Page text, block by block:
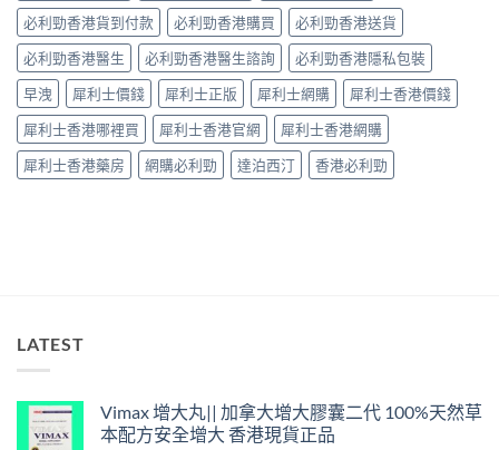
係
「隨
興
＋
護
前
列
腺」，
但
「5mg
用」〉
必利勁香港貨到付款
必利勁香港購買
必利勁香港送貨
必利勁香港醫生
必利勁香港醫生諮詢
必利勁香港隱私包裝
早洩
犀利士價錢 犀利士正版 犀利士網購
犀利士香港價錢
犀利士香港哪裡買
犀利士香港官網
犀利士香港網購
犀利士香港藥房
網購必利勁 達泊西汀 香港必利勁
LATEST
Vimax 增大丸|| 加拿大增大膠囊二代 100%天然草
本配方安全增大 香港現貨正品